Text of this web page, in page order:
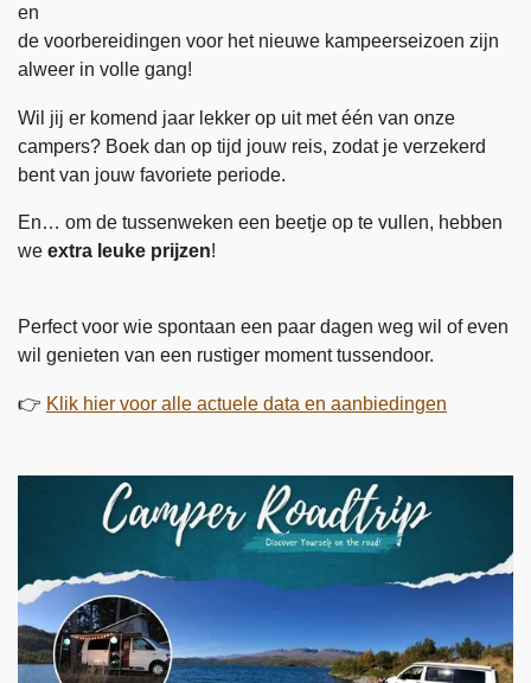
en
de voorbereidingen voor het nieuwe kampeerseizoen zijn
alweer in volle gang!
Wil jij er komend jaar lekker op uit met één van onze
campers? Boek dan op tijd jouw reis, zodat je verzekerd
bent van jouw favoriete periode.
En… om de tussenweken een beetje op te vullen, hebben
we extra leuke prijzen!
Perfect voor wie spontaan een paar dagen weg wil of even
wil genieten van een rustiger moment tussendoor.
👉 Klik hier voor alle actuele data en aanbiedingen